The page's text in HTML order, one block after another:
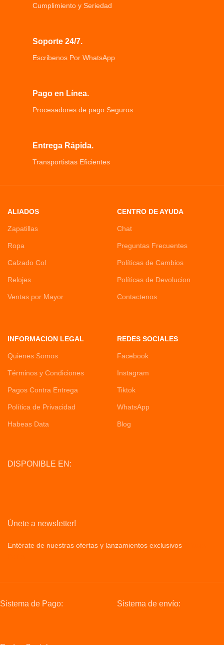
Cumplimiento y Seriedad
Soporte 24/7.
Escribenos Por WhatsApp
Pago en Línea.
Procesadores de pago Seguros.
Entrega Rápida.
Transportistas Eficientes
ALIADOS
Zapatillas
Ropa
Calzado Col
Relojes
Ventas por Mayor
CENTRO DE AYUDA
Chat
Preguntas Frecuentes
Políticas de Cambios
Políticas de Devolucion
Contactenos
INFORMACION LEGAL
Quienes Somos
Términos y Condiciones
Pagos Contra Entrega
Política de Privacidad
Habeas Data
REDES SOCIALES
Facebook
Instagram
Tiktok
WhatsApp
Blog
DISPONIBLE EN:
Únete a newsletter!
Entérate de nuestras ofertas y lanzamientos exclusivos
Sistema de Pago: Sistema de envío: